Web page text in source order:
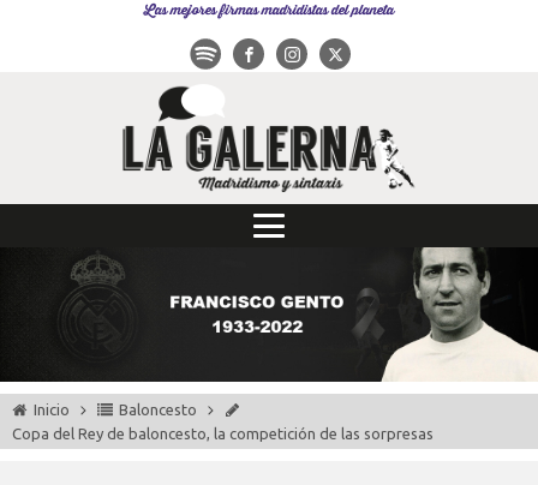
Las mejores firmas madridistas del planeta
Inicio
Baloncesto
Copa del Rey de baloncesto, la competición de las sorpresas